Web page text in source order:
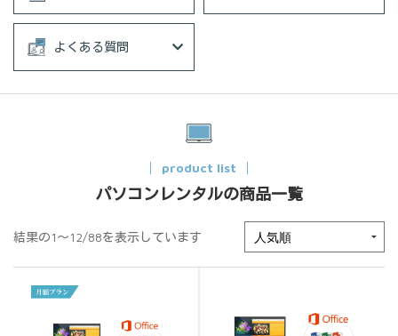
よくある質問
product list
パソコンレンタルの商品一覧
結果の1～12/88を表示しています